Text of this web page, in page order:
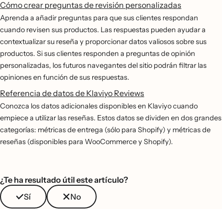
Cómo crear preguntas de revisión personalizadas
Aprenda a añadir preguntas para que sus clientes respondan
cuando revisen sus productos. Las respuestas pueden ayudar a
contextualizar su reseña y proporcionar datos valiosos sobre sus
productos. Si sus clientes responden a preguntas de opinión
personalizadas, los futuros navegantes del sitio podrán filtrar las
opiniones en función de sus respuestas.
Referencia de datos de Klaviyo Reviews
Conozca los datos adicionales disponibles en Klaviyo cuando
empiece a utilizar las reseñas. Estos datos se dividen en dos grandes
categorías: métricas de entrega (sólo para Shopify) y métricas de
reseñas (disponibles para WooCommerce y Shopify).
¿Te ha resultado útil este artículo?
Sí
No